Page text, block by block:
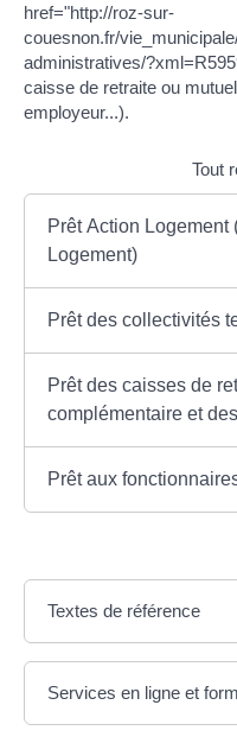
href="http://roz-sur-
couesnon.fr/
administratives/
caisse de retraite ou
employeur...).
Tout
Prêt Action Logement
Logement)
Prêt des collectivités
Prêt des caisses de
complémentaire et
Prêt aux
Textes de référence
Services en ligne et